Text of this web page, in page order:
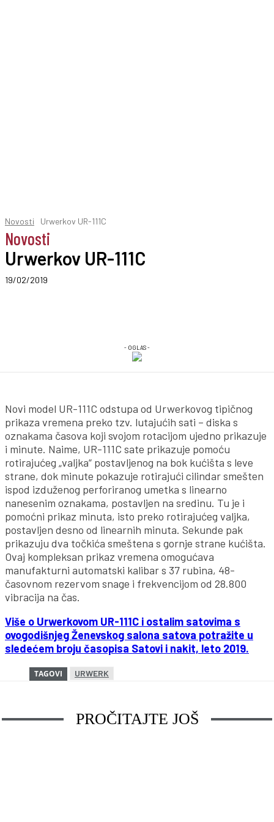
Novosti Urwerkov UR-111C
Novosti
Urwerkov UR-111C
19/02/2019
- OGLAS -
Novi model UR-111C odstupa od Urwerkovog tipičnog
prikaza vremena preko tzv. lutajućih sati – diska s
oznakama časova koji svojom rotacijom ujedno prikazuje
i minute. Naime, UR-111C sate prikazuje pomoću
rotirajućeg „valjka“ postavljenog na bok kućišta s leve
strane, dok minute pokazuje rotirajući cilindar smešten
ispod izduženog perforiranog umetka s linearno
nanesenim oznakama, postavljen na sredinu. Tu je i
pomoćni prikaz minuta, isto preko rotirajućeg valjka,
postavljen desno od linearnih minuta. Sekunde pak
prikazuju dva točkića smeštena s gornje strane kućišta.
Ovaj kompleksan prikaz vremena omogućava
manufakturni automatski kalibar s 37 rubina, 48-
časovnom rezervom snage i frekvencijom od 28.800
vibracija na čas.
Više o Urwerkovom UR-111C i ostalim satovima s
ovogodišnjeg Ženevskog salona satova potražite u
sledećem broju časopisa Satovi i nakit, leto 2019.
TAGOVI URWERK
PROČITAJTE JOŠ